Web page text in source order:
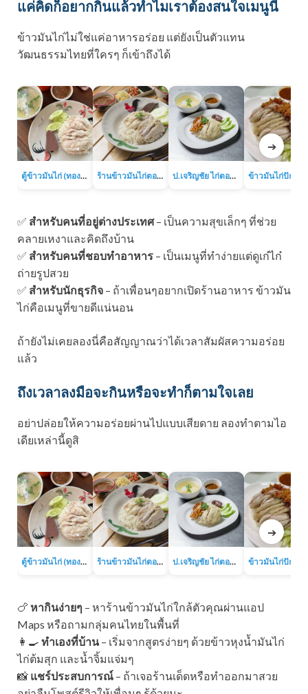
แค่คิดก็อยากกินแล้วทำไมเราต้องสนใจเมนูนี้
ข้าวมันไก่ไม่ใช่แค่อาหารอร่อย แต่ยังเป็นตัวแทน
วัฒนธรรมไทยที่ใครๆ ก็เข้าถึงได้
ตู้ข้าวมันไก่ (ทองหล่อ) ร้านข้าวมันไก่ตอนเจ๊เส่ย (ถนนลาดพร้าว-วังหิน) ป.เจริญชัย ไก่ตอน (ถนนประชาราษฎร์บำเพ็ญ 13)
➔
✅ สำหรับคนที่อยู่ต่างประเทศ– เป็นความสุขเล็กๆ ที่ช่วย
คลายเหงาและคิดถึงบ้าน
✅ สำหรับคนที่ชอบทำอาหาร – เป็นเมนูที่ทำง่ายแต่ดูเก๋ไก๋
ถ่ายรูปสวย
✅ สำหรับนักธุรกิจ – ถ้าเพื่อนๆอยากเปิดร้านอาหาร ข้าวมัน
ไก่คือเมนูที่ขายดีแน่นอน
ถ้ายังไม่เคยลองนี่คือสัญญาณว่าได้เวลาสัมผัสความอร่อย
แล้ว
ถึงเวลาลงมือจะกินหรือจะทำก็ตามใจเลย
อย่าปล่อยให้ความอร่อยผ่านไปแบบเสียดาย ลองทำตามไอ
เดียเหล่านี้ดูสิ
ตู้ข้าวมันไก่ (ทองหล่อ) ร้านข้าวมันไก่ตอนเจ๊เส่ย (ถนนลาดพร้าว-วังหิน) ป.เจริญชัย ไก่ตอน (ถนนประชาราษฎร์บำเพ็ญ 13)
➔
🍗 หากินง่ายๆ – หาร้านข้าวมันไก่ใกล้ตัวคุณผ่านแอป
Maps หรือถามกลุ่มคนไทยในพื้นที่
👩‍🍳 ทำเองที่บ้าน– เริ่มจากสูตรง่ายๆ ด้วยข้าวหุงน้ำมันไก่
ไก่ต้มสุก และน้ำจิ้มแจ่มๆ
📸 แชร์ประสบการณ์ – ถ้าเจอร้านเด็ดหรือทำออกมาสวย